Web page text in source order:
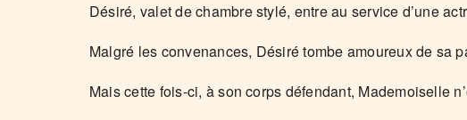
Désiré, valet de chambre stylé, entre au service d’une
Malgré les convenances, Désiré tombe amoureux de sa
Mais cette fois-ci, à son corps défendant, Mademoiselle